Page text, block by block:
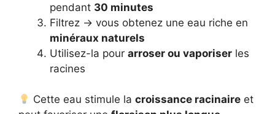
pendant 30 minutes
Filtrez → vous obtenez une eau riche en
minéraux naturels
Utilisez-la pour arroser ou vaporiser les
racines
Cette eau stimule lacroissance racinaire et